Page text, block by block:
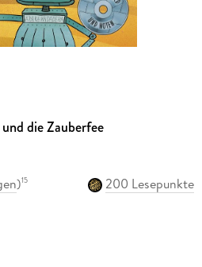
die Zauberfee
)15
200 Lesepunkte